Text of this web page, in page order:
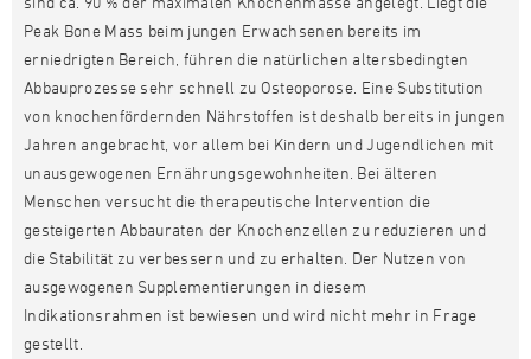
Peak Bone Mass beim jungen Erwachsenen bereits im
erniedrigten Bereich, führen die natürlichen altersbedingten
Abbauprozesse sehr schnell zu Osteoporose. Eine Substitution
von knochenfördernden Nährstoffen ist deshalb bereits in jungen
Jahren angebracht, vor allem bei Kindern und Jugendlichen mit
unausgewogenen Ernährungsgewohnheiten. Bei älteren
Menschen versucht die therapeutische Intervention die
gesteigerten Abbauraten der Knochenzellen zu reduzieren und
die Stabilität zu verbessern und zu erhalten. Der Nutzen von
ausgewogenen Supplementierungen in diesem
Indikationsrahmen ist bewiesen und wird nicht mehr in Frage
gestellt.